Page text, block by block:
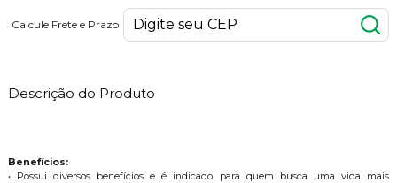
Calcule Frete e Prazo
Descrição do Produto
Benefícios:
• Possui diversos benefícios e é indicado para quem busca uma vida mais